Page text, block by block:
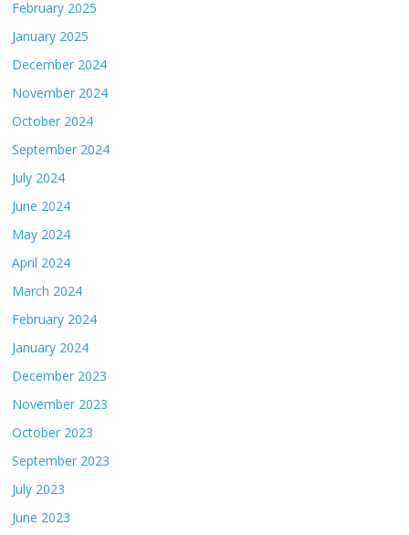
February 2025
January 2025
December 2024
November 2024
October 2024
September 2024
July 2024
June 2024
May 2024
April 2024
March 2024
February 2024
January 2024
December 2023
November 2023
October 2023
September 2023
July 2023
June 2023